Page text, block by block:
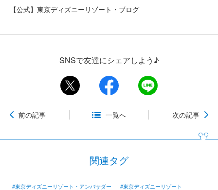
【公式】東京ディズニーリゾート・ブログ
SNSで友達にシェアしよう♪
前の記事 一覧へ 次の記事
関連タグ
#東京ディズニーリゾート・アンバサダー #東京ディズニーリゾート